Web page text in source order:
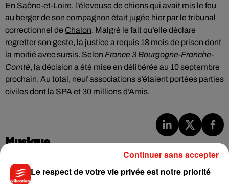
En Saône-et-Loire, l’éleveuse de chiens qui avait mis le feu
au berger de son compagnon était jugée hier par le tribunal
correctionnel de Chalon. Malgré le fait qu’elle déclare
regretter son geste, la justice a requis 18 mois de prison dont
la moitié avec sursis. Selon France 3 Bourgogne-Franche-
Comté, la décision a été mise en délibérée au 10 septembre
prochain. Au total, neuf associations s’étaient portées parties
civiles dont la SPA et 30 millions d’Amis.
Musique
Benny Blanco invite Selena Gomez et
Le respect de votre vie privée est notre priorité
Continuer sans accepter